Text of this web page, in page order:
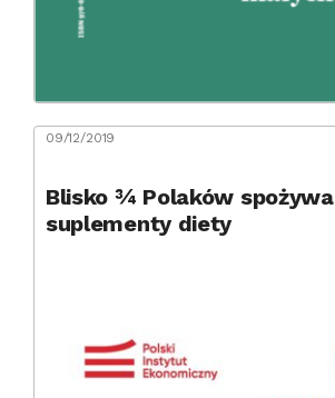
09/12/2019
Blisko ¾ Polaków spożywa
suplementy diety